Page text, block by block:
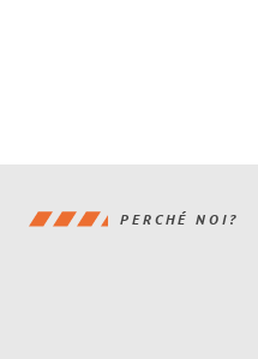
PERCHÉ NOI?